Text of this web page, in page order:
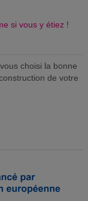
si vous y étiez !
choisi la bonne
de votre